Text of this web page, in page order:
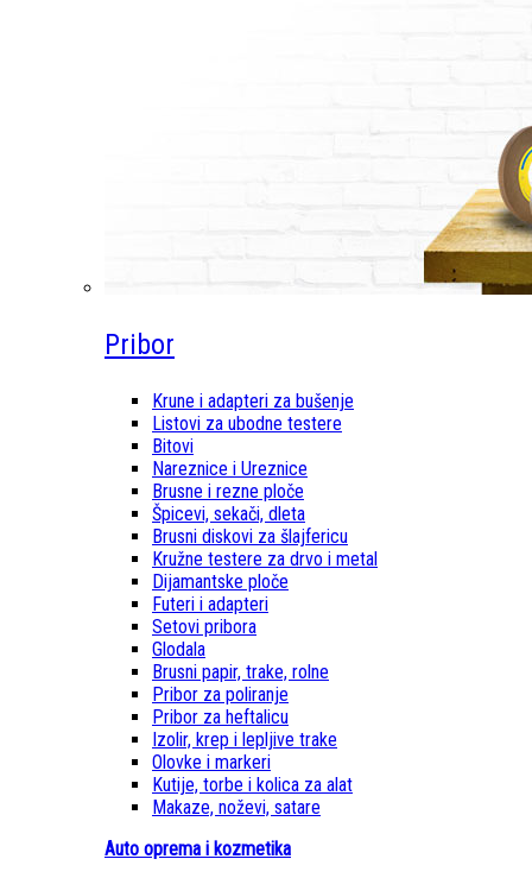
Pribor
Krune i adapteri za bušenje
Listovi za ubodne testere
Bitovi
Nareznice i Ureznice
Brusne i rezne ploče
Špicevi, sekači, dleta
Brusni diskovi za šlajfericu
Kružne testere za drvo i metal
Dijamantske ploče
Futeri i adapteri
Setovi pribora
Glodala
Brusni papir, trake, rolne
Pribor za poliranje
Pribor za heftalicu
Izolir, krep i lepljive trake
Olovke i markeri
Kutije, torbe i kolica za alat
Makaze, noževi, satare
Auto oprema i kozmetika